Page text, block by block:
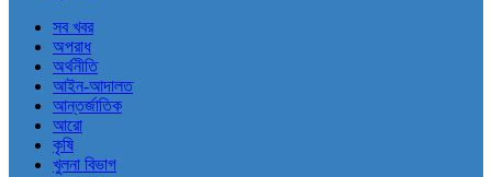
সব খবর
অপরাধ
অর্থনীতি
আইন-আদালত
আন্তর্জাতিক
আরো
কৃষি
খুলনা বিভাগ